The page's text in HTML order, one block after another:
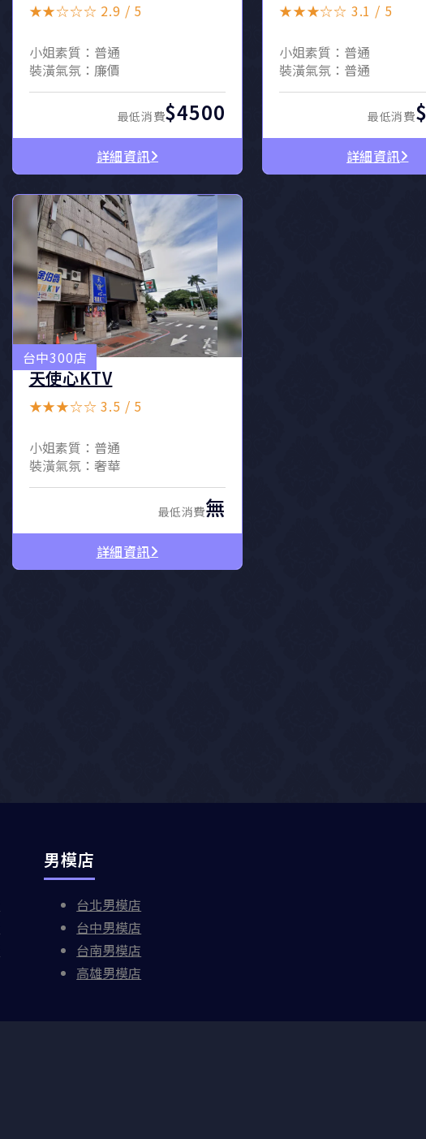
★★☆☆☆ 2.9 / 5
小姐素質：普通
裝潢氣氛：廉價
最低消費$4500
詳細資訊
★★★☆☆ 3.1 / 5
小姐素質：普通
裝潢氣氛：普通
最低消費
詳細資訊
台中300店
天使心KTV
★★★☆☆ 3.5 / 5
小姐素質：普通
裝潢氣氛：奢華
最低消費無
詳細資訊
男模店
台北男模店
台中男模店
台南男模店
高雄男模店